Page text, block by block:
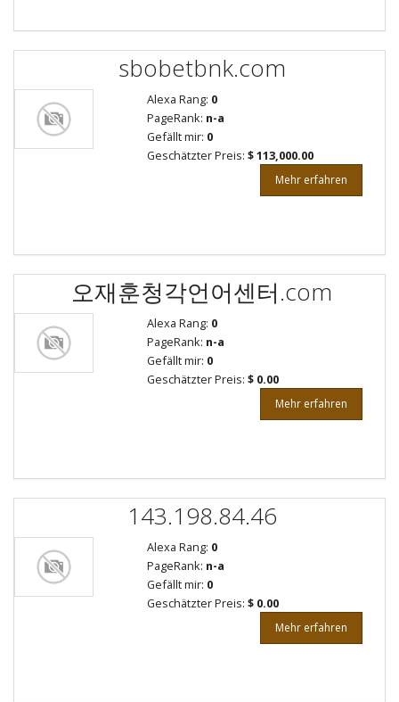
sbobetbnk.com
Alexa Rang: 0
PageRank: n-a
Gefällt mir: 0
Geschätzter Preis: $ 113,000.00
Mehr erfahren
오재훈청각언어센터.com
Alexa Rang: 0
PageRank: n-a
Gefällt mir: 0
Geschätzter Preis: $ 0.00
Mehr erfahren
143.198.84.46
Alexa Rang: 0
PageRank: n-a
Gefällt mir: 0
Geschätzter Preis: $ 0.00
Mehr erfahren